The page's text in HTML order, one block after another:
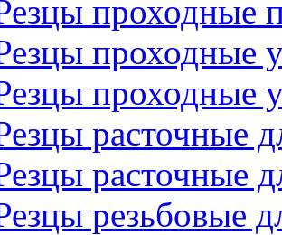
проходные
проходные
проходные
расточные
расточные
резьбовые